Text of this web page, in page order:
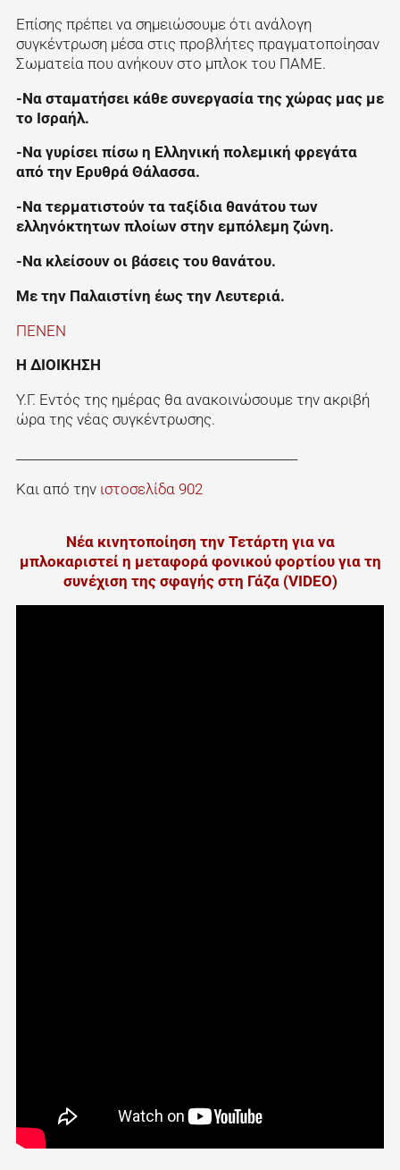
Επίσης πρέπει να σημειώσουμε ότι ανάλογη
συγκέντρωση μέσα στις προβλήτες πραγματοποίησαν
Σωματεία που ανήκουν στο μπλοκ του ΠΑΜΕ.
-Να σταματήσει κάθε συνεργασία της χώρας μας με
το Ισραήλ.
-Να γυρίσει πίσω η Ελληνική πολεμική φρεγάτα
από την Ερυθρά Θάλασσα.
-Να τερματιστούν τα ταξίδια θανάτου των
ελληνόκτητων πλοίων στην εμπόλεμη ζώνη.
-Να κλείσουν οι βάσεις του θανάτου.
Με την Παλαιστίνη έως την Λευτεριά.
ΠΕΝΕΝ
Η ΔΙΟΙΚΗΣΗ
Υ.Γ. Εντός της ημέρας θα ανακοινώσουμε την ακριβή
ώρα της νέας συγκέντρωσης.
Και από την ιστοσελίδα 902
Νέα κινητοποίηση την Τετάρτη για να
μπλοκαριστεί η μεταφορά φονικού φορτίου για τη
συνέχιση της σφαγής στη Γάζα (VIDEO)